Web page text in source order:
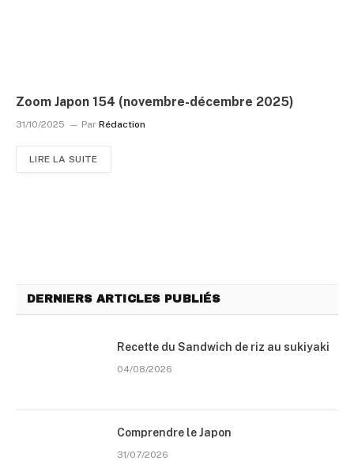
Zoom Japon 154 (novembre-décembre 2025)
31/10/2025 Par Rédaction
LIRE LA SUITE
DERNIERS ARTICLES PUBLIÉS
Recette du Sandwich de riz au sukiyaki
04/08/2026
Comprendre le Japon
31/07/2026